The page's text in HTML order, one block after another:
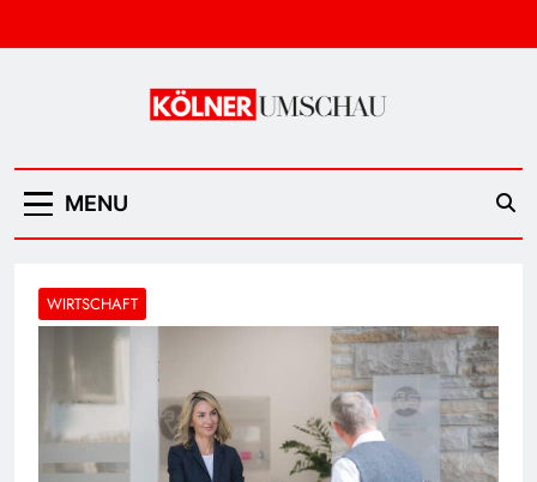
to
Kölner Umschau
MENU
WIRTSCHAFT